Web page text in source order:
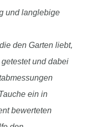
und langlebige
den Garten liebt,
und dabei
ein in
bewerteten